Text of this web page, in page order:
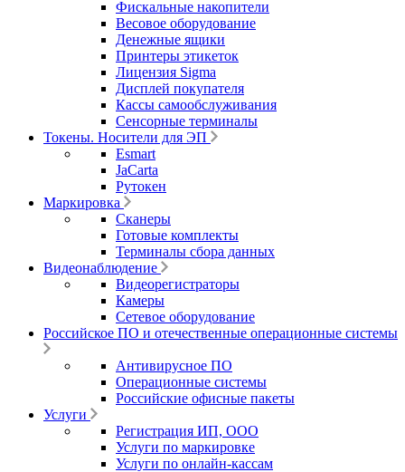
Фискальные накопители
Весовое оборудование
Денежные ящики
Принтеры этикеток
Лицензия Sigma
Дисплей покупателя
Кассы самообслуживания
Сенсорные терминалы
Токены. Носители для ЭП
Esmart
JaCarta
Рутокен
Маркировка
Сканеры
Готовые комплекты
Терминалы сбора данных
Видеонаблюдение
Видеорегистраторы
Камеры
Сетевое оборудование
Российское ПО и отечественные операционные системы
Антивирусное ПО
Операционные системы
Российские офисные пакеты
Услуги
Регистрация ИП, ООО
Услуги по маркировке
Услуги по онлайн-кассам